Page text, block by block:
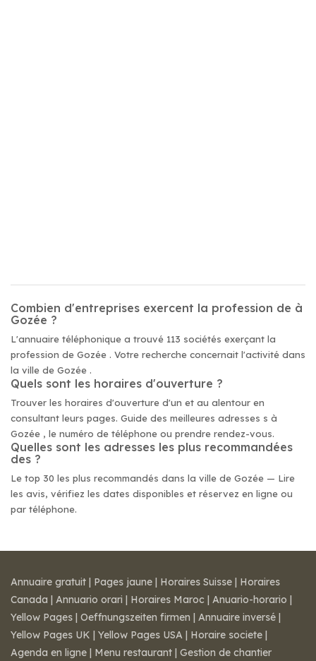
Combien d'entreprises exercent la profession de à
Gozée ?
L'annuaire téléphonique a trouvé 113 sociétés exerçant la
profession de Gozée . Votre recherche concernait l'activité dans
la ville de Gozée .
Quels sont les horaires d'ouverture ?
Trouver les horaires d'ouverture d'un et au alentour en
consultant leurs pages. Guide des meilleures adresses s à
Gozée , le numéro de téléphone ou prendre rendez-vous.
Quelles sont les adresses les plus recommandées
des ?
Le top 30 les plus recommandés dans la ville de Gozée — Lire
les avis, vérifiez les dates disponibles et réservez en ligne ou
par téléphone.
Annuaire gratuit | Pages jaune | Horaires Suisse | Horaires
Canada | Annuario orari | Horaires Maroc | Anuario-horario |
Yellow Pages | Oeffnungszeiten firmen | Annuaire inversé |
Yellow Pages UK | Yellow Pages USA | Horaire societe |
Agenda en ligne | Menu restaurant | Gestion de chantier